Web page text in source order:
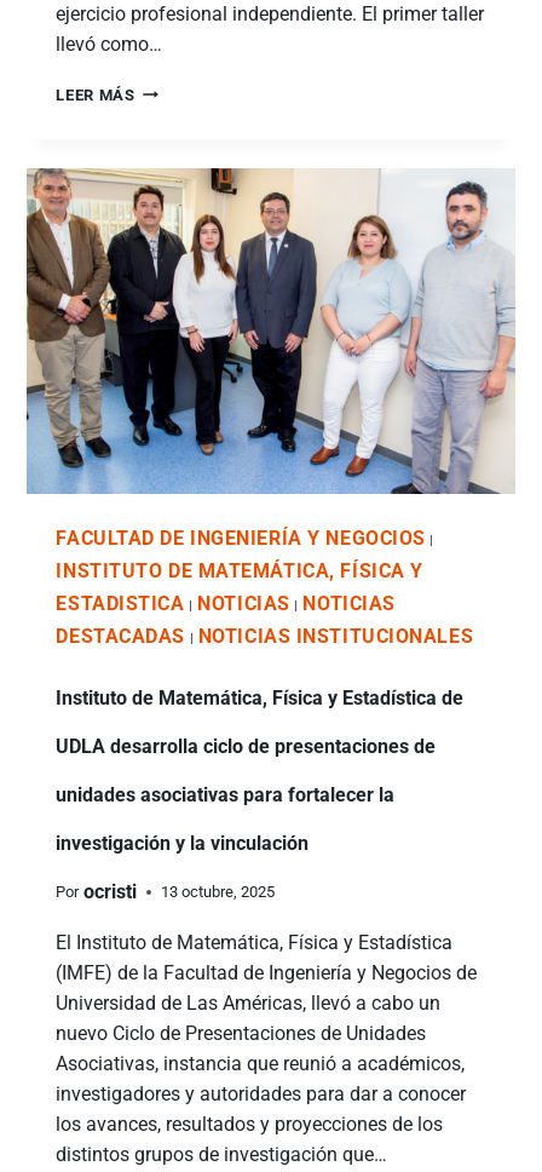
ejercicio profesional independiente. El primer taller
llevó como…
LEER MÁS
FACULTAD DE INGENIERÍA Y NEGOCIOS |
INSTITUTO DE MATEMÁTICA, FÍSICA Y
ESTADISTICA | NOTICIAS | NOTICIAS
DESTACADAS | NOTICIAS INSTITUCIONALES
Instituto de Matemática, Física y Estadística de
UDLA desarrolla ciclo de presentaciones de
unidades asociativas para fortalecer la
investigación y la vinculación
Por ocristi 13 octubre, 2025
El Instituto de Matemática, Física y Estadística
(IMFE) de la Facultad de Ingeniería y Negocios de
Universidad de Las Américas, llevó a cabo un
nuevo Ciclo de Presentaciones de Unidades
Asociativas, instancia que reunió a académicos,
investigadores y autoridades para dar a conocer
los avances, resultados y proyecciones de los
distintos grupos de investigación que…